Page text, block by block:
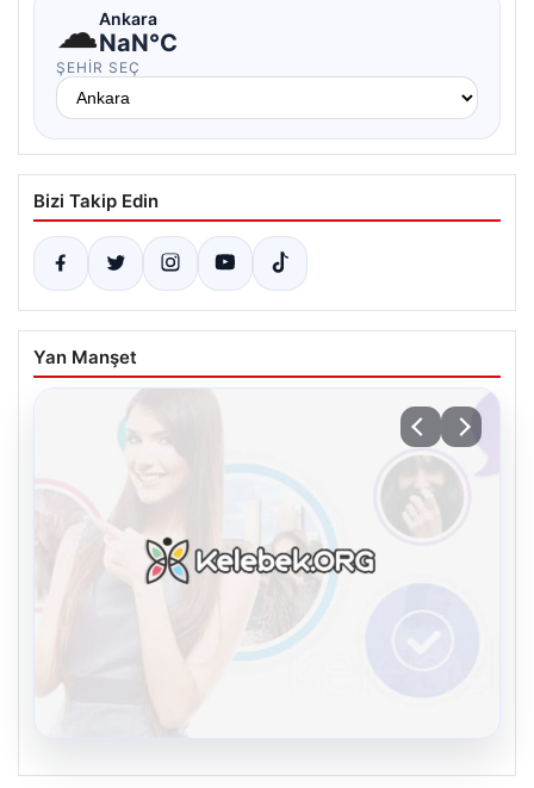
☁Ankara
NaN°C
ŞEHIR SEÇ
Bizi Takip Edin
Yan Manşet